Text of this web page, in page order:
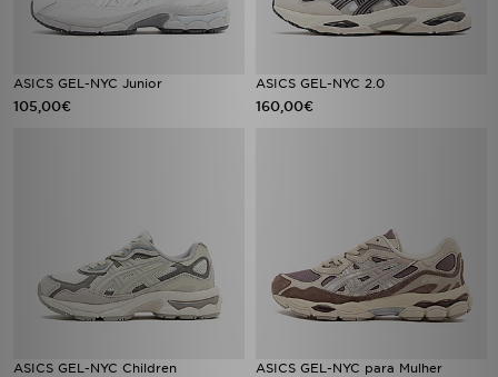
ASICS GEL-NYC Junior
105,00€
ASICS GEL-NYC 2.0
160,00€
ASICS GEL-NYC Children ASICS GEL-NYC para Mulher